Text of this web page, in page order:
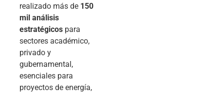
realizado más de 150
mil análisis
estratégicos para
sectores académico,
privado y
gubernamental,
esenciales para
proyectos de energía,